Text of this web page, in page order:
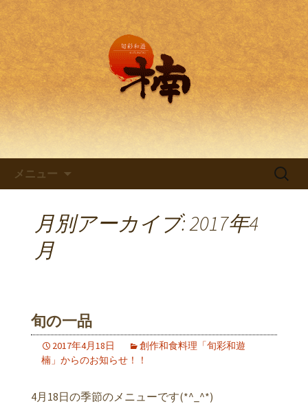
兵庫・西明石の創作和食料理
「旬彩和遊 楠～くすのき～」
兵庫・西明石の創作和食料理 旬彩和
遊 楠。
メニュー
検
月別アーカイブ: 2017年4
月
旬の一品
2017年4月18日
創作和食料理「旬彩和遊
楠」からのお知らせ！！
4月18日の季節のメニューです(*^_^*)